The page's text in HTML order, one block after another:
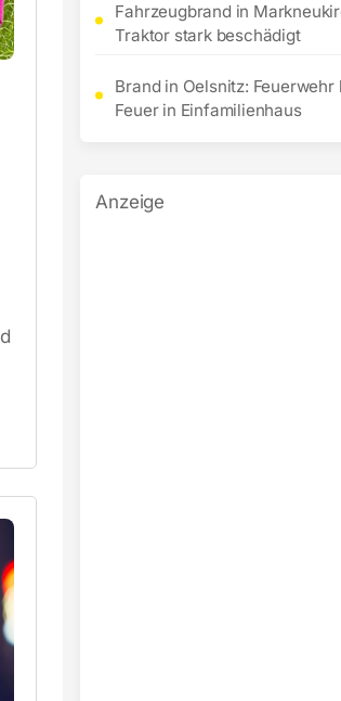
Fahrzeugbrand in
Traktor stark beschädigt
Brand in Oelsnitz: Feuerwehr
Feuer in Einfamilienhaus
Anzeige